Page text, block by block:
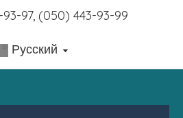
97, (050) 443-93-99
Русский